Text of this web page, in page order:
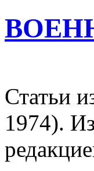
Статьи
1974).